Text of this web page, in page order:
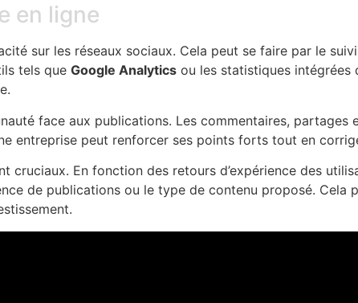
en ligne
sur les réseaux sociaux. Cela peut se faire par le
tels que Google Analytics ou les statistiques
face aux publications. Les commentaires, partages
entreprise peut renforcer ses points forts tout en
cruciaux. En fonction des retours d’expérience des
de publications ou le type de contenu proposé. Cela